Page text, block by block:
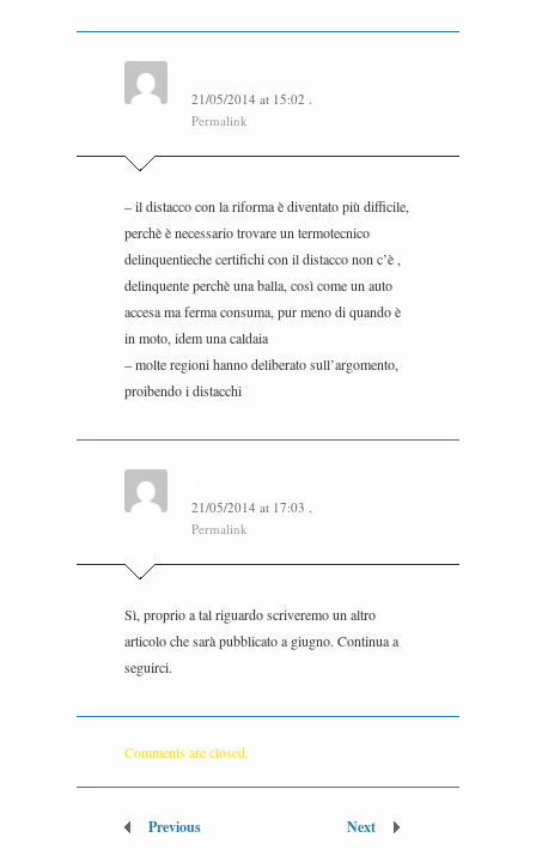
21/05/2014 at 15:02 .
Permalink
– il distacco con la riforma è diventato più difficile,
perchè è necessario trovare un termotecnico
delinquentieche certifichi con il distacco non c’è ,
delinquente perchè una balla, così come un auto
accesa ma ferma consuma, pur meno di quando è
in moto, idem una caldaia
– molte regioni hanno deliberato sull’argomento,
proibendo i distacchi
21/05/2014 at 17:03 .
Permalink
Sì, proprio a tal riguardo scriveremo un altro
articolo che sarà pubblicato a giugno. Continua a
seguirci.
Comments are closed.
Previous Next